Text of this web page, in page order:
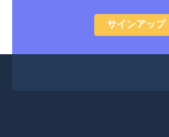
サインアップ